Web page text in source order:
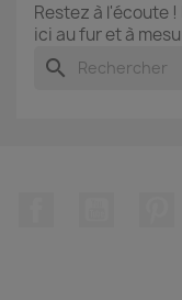
Restez à l'écoute
ici au fur et à
search